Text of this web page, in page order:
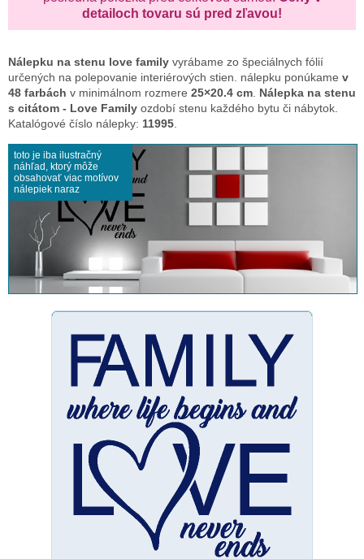
detailoch tovaru sú pred zľavou!
Nálepku na stenu love family vyrábame zo špeciálnych fólií
určených na polepovanie interiérových stien. nálepku ponúkame v
48 farbách v minimálnom rozmere 25×20.4 cm Nálepka na stenu
s citátom - Love Family ozdobí stenu každého bytu či nábytok.
Katalógové číslo nálepky: 11995
toto je iba ilustračný
náhľad, ktorý môže
obsahovať viac motívov
nálepiek naraz